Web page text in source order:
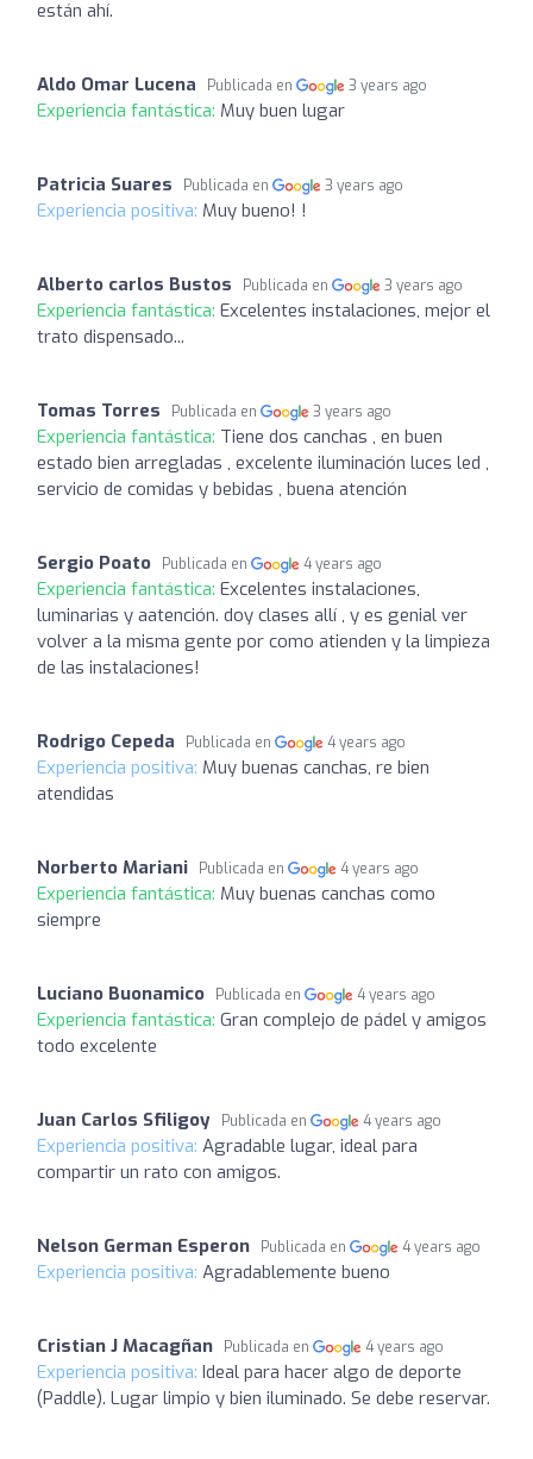
están ahí.
Aldo Omar Lucena Publicada en 3 years ago
Experiencia fantástica: Muy buen lugar
Patricia Suares Publicada en 3 years ago
Experiencia positiva: Muy bueno! !
Alberto carlos Bustos Publicada en 3 years ago
Experiencia fantástica: Excelentes instalaciones, mejor el
trato dispensado...
Tomas Torres Publicada en 3 years ago
Experiencia fantástica: Tiene dos canchas , en buen
estado bien arregladas , excelente iluminación luces led ,
servicio de comidas y bebidas , buena atención
Sergio Poato Publicada en 4 years ago
Experiencia fantástica: Excelentes instalaciones,
luminarias y aatención. doy clases allí , y es genial ver
volver a la misma gente por como atienden y la limpieza
de las instalaciones!
Rodrigo Cepeda Publicada en 4 years ago
Experiencia positiva: Muy buenas canchas, re bien
atendidas
Norberto Mariani Publicada en 4 years ago
Experiencia fantástica: Muy buenas canchas como
siempre
Luciano Buonamico Publicada en 4 years ago
Experiencia fantástica: Gran complejo de pádel y amigos
todo excelente
Juan Carlos Sfiligoy Publicada en 4 years ago
Experiencia positiva: Agradable lugar, ideal para
compartir un rato con amigos.
Nelson German Esperon Publicada en 4 years ago
Experiencia positiva: Agradablemente bueno
Cristian J Macagñan Publicada en 4 years ago
Experiencia positiva: Ideal para hacer algo de deporte
(Paddle). Lugar limpio y bien iluminado. Se debe reservar.